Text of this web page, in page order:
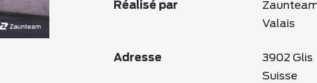
Réalisé par
Valais
Adresse
3902 Glis
Suisse